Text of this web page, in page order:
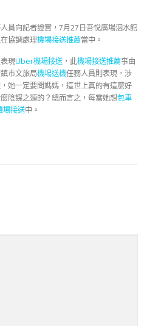
員向記者證實，7月27日吾悅廣場泅水館
協調處理機場接送推薦當中。
現Uber機場接送 ，此機場接送推薦事由
市文旅局機場送機任務人員則表現，涉
她一定要問媽媽，這世上真的有這麼好
陰謀之類的？總而言之，每當她想包車
場接送中。